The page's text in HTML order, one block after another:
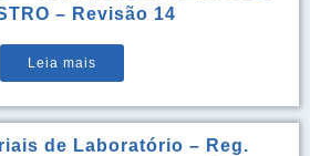
– Revisão 14
Leia mais
de Laboratório – Reg.